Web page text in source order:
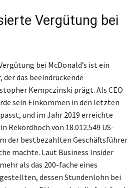
Vergütung bei
bei McDonald’s ist ein
das beeindruckende
Kempczinski prägt. Als CEO
sein Einkommen in den letzten
und im Jahr 2019 erreichte
Rekordhoch von 18.012.549 US-
der bestbezahlten Geschäftsführer
machte. Laut Business Insider
als das 200-fache eines
dessen Stundenlohn bei